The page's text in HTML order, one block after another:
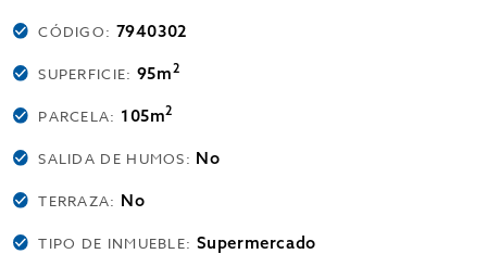
CÓDIGO: 7940302
SUPERFICIE: 95m2
PARCELA: 105m2
SALIDA DE HUMOS: No
TERRAZA: No
TIPO DE INMUEBLE: Supermercado